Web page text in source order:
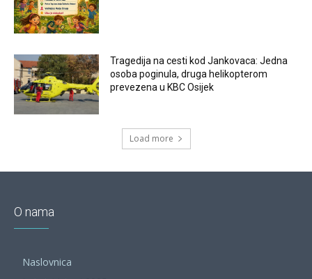
Tragedija na cesti kod Jankovaca: Jedna
osoba poginula, druga helikopterom
prevezena u KBC Osijek
Load more
O nama
Naslovnica